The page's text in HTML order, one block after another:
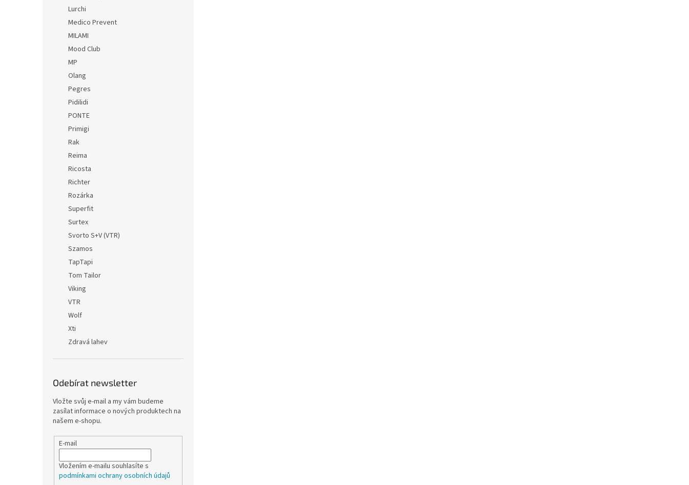
Lurchi
Medico Prevent
MILAMI
Mood Club
MP
Olang
Pegres
Pidilidi
PONTE
Primigi
Rak
Reima
Ricosta
Richter
Rozárka
Superfit
Surtex
Svorto S+V (VTR)
Szamos
TapTapi
Tom Tailor
Viking
VTR
Wolf
Xti
Zdravá lahev
Odebírat newsletter
Vložte svůj e-mail a my vám budeme
zasílat informace o nových produktech na
našem e-shopu.
E-mail
Vložením e-mailu souhlasíte s
podmínkami ochrany osobních údajů